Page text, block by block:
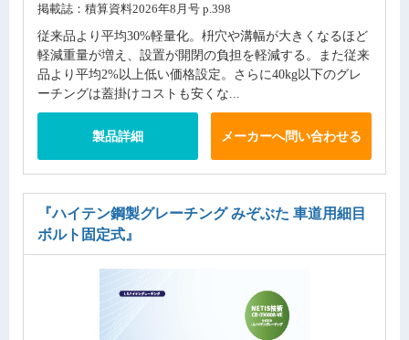
掲載誌：積算資料2026年8月号 p.398
従来品より平均30%軽量化。枡穴や溝幅が大きくなるほど
軽減重量が増え、設置が開閉の負担を軽減する。また従来
品より平均2%以上低い価格設定。さらに40kg以下のグレ
ーチングは蓋掛けコストも安くな...
製品詳細 メーカーへ問い合わせる
『ハイテン鋼製グレーチング みぞぶた 車道用細目
ボルト固定式』